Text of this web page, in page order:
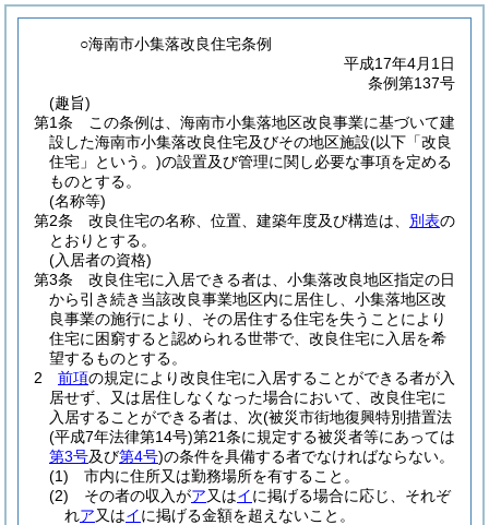
○海南市小集落改良住宅条例
平成17年4月1日
条例第137号
(趣旨)
第1条
この条例は、海南市小集落地区改良事業に基づいて建
設した海南市小集落改良住宅及びその地区施設(以下「改良
住宅」という。)の設置及び管理に関し必要な事項を定める
ものとする。
(名称等)
第2条
改良住宅の名称、位置、建築年度及び構造は、 別表の
とおりとする。
(入居者の資格)
第3条
改良住宅に入居できる者は、小集落改良地区指定の日
から引き続き当該改良事業地区内に居住し、小集落地区改
良事業の施行により、その居住する住宅を失うことにより
住宅に困窮すると認められる世帯で、改良住宅に入居を希
望するものとする。
2
前項の規定により改良住宅に入居することができる者が入
居せず、又は居住しなくなった場合において、改良住宅に
入居することができる者は、次(被災市街地復興特別措置法
(平成7年法律第14号)第21条に規定する被災者等にあっては
第3号及び第4号)の条件を具備する者でなければならない。
(1)
市内に住所又は勤務場所を有すること。
(2)
その者の収入がア又はイに掲げる場合に応じ、それぞ
れア又はイに掲げる金額を超えないこと。